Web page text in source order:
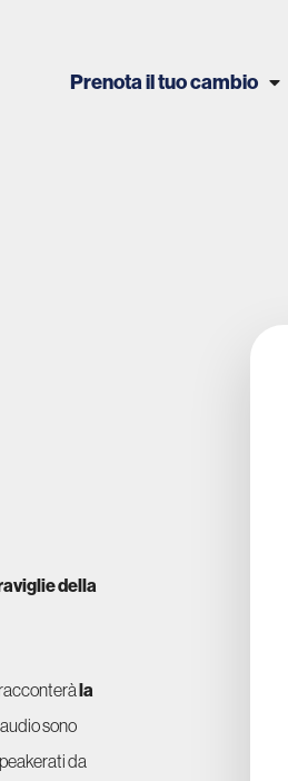
Prenota il tuo cambio
della
la
sono
da